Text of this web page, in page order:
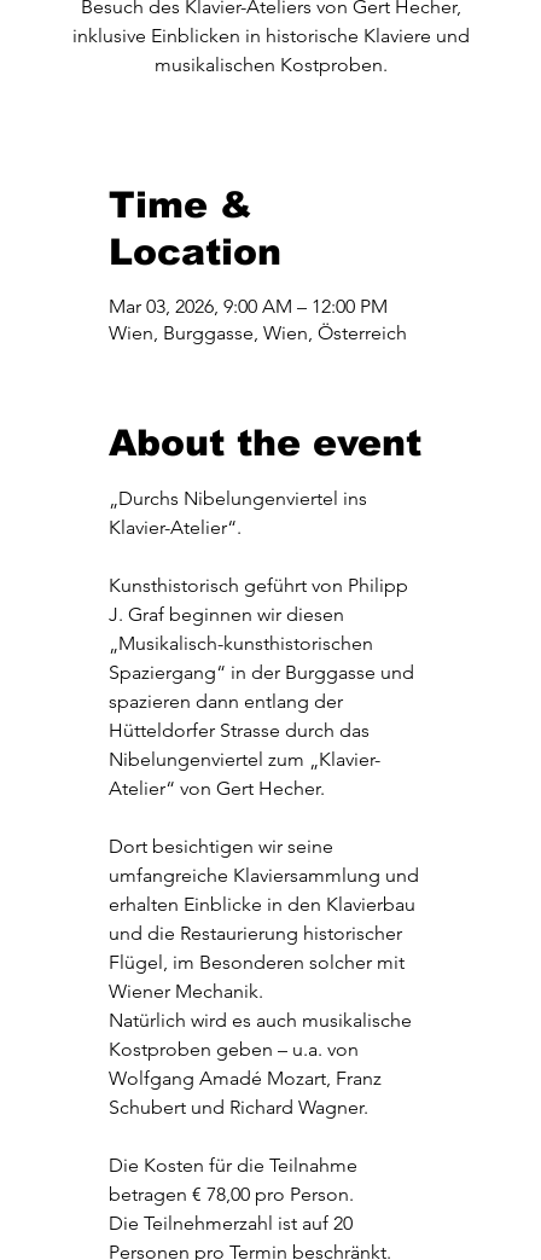
Besuch des Klavier-Ateliers von Gert Hecher,
inklusive Einblicken in historische Klaviere und
musikalischen Kostproben.
Time &
Location
Mar 03, 2026, 9:00 AM – 12:00 PM
Wien, Burggasse, Wien, Österreich
About the event
„Durchs Nibelungenviertel ins
Klavier-Atelier“.
Kunsthistorisch geführt von Philipp
J. Graf beginnen wir diesen
„Musikalisch-kunsthistorischen
Spaziergang“ in der Burggasse und
spazieren dann entlang der
Hütteldorfer Strasse durch das
Nibelungenviertel zum „Klavier-
Atelier“ von Gert Hecher.
Dort besichtigen wir seine
umfangreiche Klaviersammlung und
erhalten Einblicke in den Klavierbau
und die Restaurierung historischer
Flügel, im Besonderen solcher mit
Wiener Mechanik.
Natürlich wird es auch musikalische
Kostproben geben – u.a. von
Wolfgang Amadé Mozart, Franz
Schubert und Richard Wagner.
Die Kosten für die Teilnahme
betragen € 78,00 pro Person.
Die Teilnehmerzahl ist auf 20
Personen pro Termin beschränkt.